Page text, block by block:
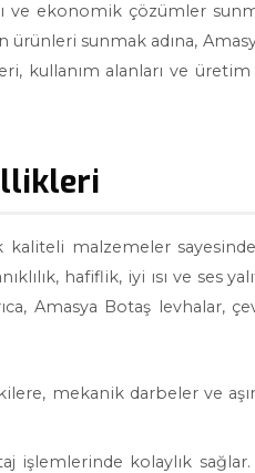
ve ekonomik çözümler
sunmak adına,
kullanım alanları ve üretim
kaliteli malzemeler
hafiflik, iyi ısı ve ses
Amasya Botaş levhalar,
mekanik darbeler ve
işlemlerinde kolaylık